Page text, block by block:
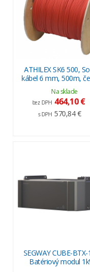
ATHILEX SK6 500,
kábel 6 mm, 500m,
Na sklade
bez DPH 464,10 €
s DPH 570,84 €
SEGWAY CUBE-
Batériový modul